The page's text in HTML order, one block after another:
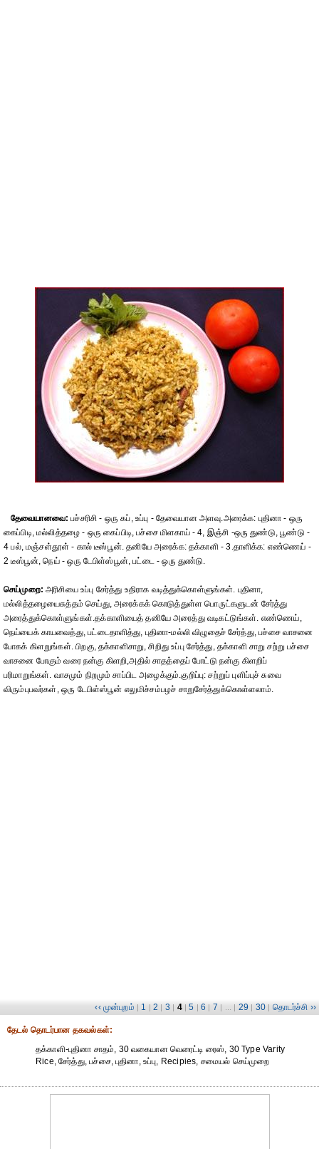
தேவையானவை: பச்சரிசி - ஒரு கப், உப்பு - தேவையான அளவு.அரைக்க: புதினா - ஒரு
கைப்பிடி, மல்லித்தழை - ஒரு கைப்பிடி, பச்சை மிளகாய் - 4, இஞ்சி -ஒரு துண்டு, பூண்டு -
4 பல், மஞ்சள்தூள் - கால் டீஸ்பூன். தனியே அரைக்க: தக்காளி - 3.தாளிக்க: எண்ணெய் -
2 டீஸ்பூன், நெய் - ஒரு டேபிள்ஸ்பூன், பட்டை - ஒரு துண்டு.
செய்முறை: அரிசியை உப்பு சேர்த்து உதிராக வடித்துக்கொள்ளுங்கள். புதினா,
மல்லித்தழையைசுத்தம் செய்து, அரைக்கக் கொடுத்துள்ள பொருட்களுடன் சேர்த்து
அரைத்துக்கொள்ளுங்கள்.தக்காளியைத் தனியே அரைத்து வடிகட்டுங்கள். எண்ணெய்,
நெய்யைக் காயவைத்து, பட்டைதாளித்து, புதினா-மல்லி விழுதைச் சேர்த்து, பச்சை வாசனை
போகக் கிளறுங்கள். பிறகு, தக்காளிசாறு, சிறிது உப்பு சேர்த்து, தக்காளி சாறு சற்று பச்சை
வாசனை போகும் வரை நன்கு கிளறி,அதில் சாதத்தைப் போட்டு நன்கு கிளறிப்
பரிமாறுங்கள். வாசமும் நிறமும் சாப்பிட அழைக்கும்.குறிப்பு: சற்றுப் புளிப்புச் சுவை
விரும்புபவர்கள், ஒரு டேபிள்ஸ்பூன் எலுமிச்சம்பழச் சாறுசேர்த்துக்கொள்ளலாம்.
‹‹ முன்புறம் | 1 | 2 | 3 | 4 | 5 | 6 | 7 | ... | 29 | 30 | தொடர்ச்சி ››
தேட‌ல் தொட‌ர்பான தகவ‌ல்க‌ள்:
தக்காளி-புதினா சாதம், 30 வகையான வெரைட்டி ரைஸ், 30 Type Varity
Rice, சேர்த்து, பச்சை, புதினா, உப்பு, Recipies, சமையல் செய்முறை